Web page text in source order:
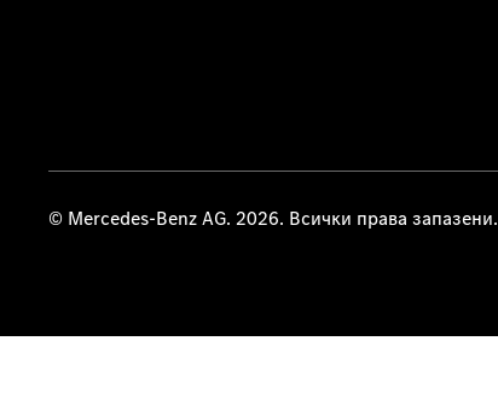
© Mercedes-Benz AG. 2026. Всички права запазени.